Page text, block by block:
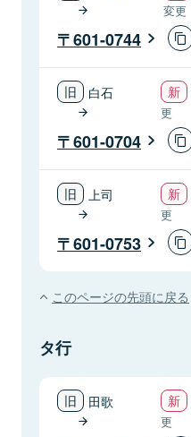
変更
601-0744
白石
更
601-0704
上司
更
601-0753
このページの先頭に戻る
タ行
田歌
更